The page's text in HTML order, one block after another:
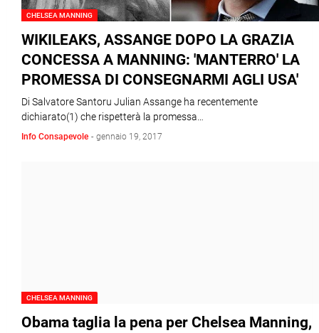
CHELSEA MANNING
WIKILEAKS, ASSANGE DOPO LA GRAZIA
CONCESSA A MANNING: 'MANTERRO' LA
PROMESSA DI CONSEGNARMI AGLI USA'
Di Salvatore Santoru Julian Assange ha recentemente
dichiarato(1) che rispetterà la promessa…
Info Consapevole - gennaio 19, 2017
CHELSEA MANNING
Obama taglia la pena per Chelsea Manning,